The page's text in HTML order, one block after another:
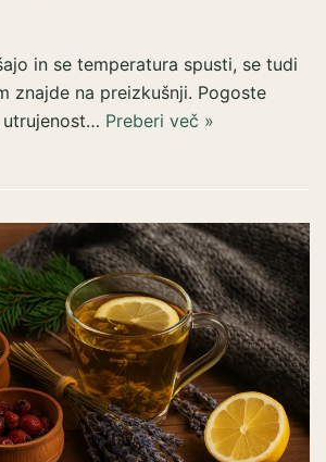
in se temperatura spusti, se tudi
znajde na preizkušnji. Pogoste
utrujenost… Preberi več »